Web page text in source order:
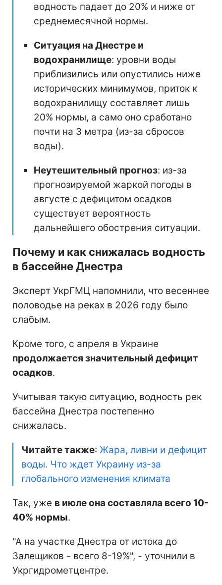
водность падает до 20% и ниже от
среднемесячной нормы.
Ситуация на Днестре и
водохранилище: уровни воды
приблизились или опустились ниже
исторических минимумов, приток к
водохранилищу составляет лишь
20% нормы, а само оно сработано
почти на 3 метра (из-за сбросов
воды).
Неутешительный прогноз: из-за
прогнозируемой жаркой погоды в
августе с дефицитом осадков
существует вероятность
дальнейшего обострения ситуации.
Почему и как снижалась водность
в бассейне Днестра
Эксперт УкрГМЦ напомнили, что весеннее
половодье на реках в 2026 году было
слабым.
Кроме того, с апреля в Украине
продолжается значительный дефицит
осадков.
Учитывая такую ситуацию, водность рек
бассейна Днестра постепенно
снижалась.
Читайте также: Жара, ливни и дефицит
воды. Что ждет Украину из-за
глобального изменения климата
Так, уже в июле она составляла всего 10-
40% нормы.
"А на участке Днестра от истока до
Залещиков - всего 8-19%", - уточнили в
Укргидрометцентре.